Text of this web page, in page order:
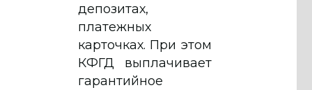
депозитах,
платежных
карточках. При этом
КФГД выплачивает
гарантийное